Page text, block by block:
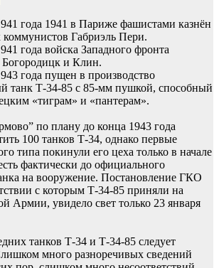
года 1941 в Париже фашистами казнён
коммунистов Габриэль Пери.
года войска Западного фронта
Богородицк и Клин.
года пущен в производство
танк Т-34-85 с 85-мм пушкой, способный
«тиграм» и «пантерам».
по плану до конца 1943 года
100 танков Т-34, однако первые
типа покинули его цеха только в начале
фактически до официального
на вооружение. Постановление ГКО
с которым Т-34-85 приняли на
Армии, увидело свет только 23 января
танков Т-34 и Т-34-85 следует
много разноречивых сведений